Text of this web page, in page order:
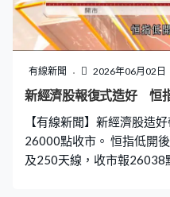
今年樓市，有5至10%的上
The Henderson出租率達
Yards出租率亦超過七成。
有線新聞 2026年06月02日
新經濟股報復式造好 恒
【有線新聞】新經濟股造
26000點收市。 恒指低開
及250天線，收市報26038